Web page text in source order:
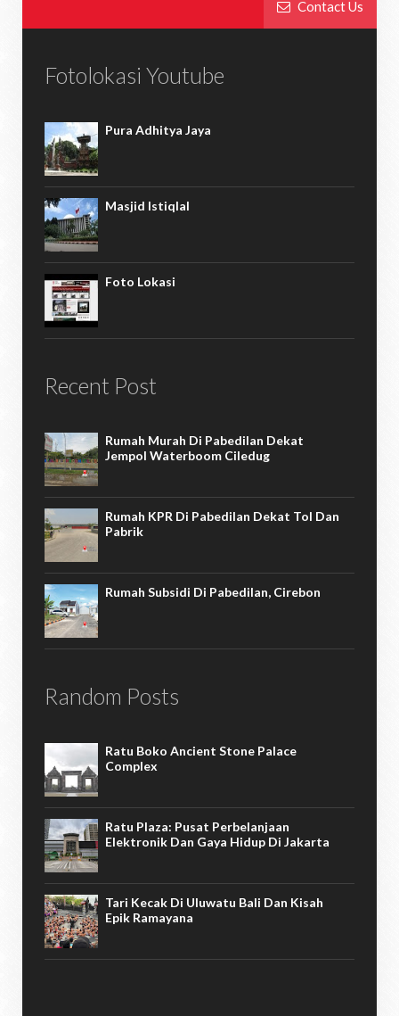
Contact Us
Fotolokasi Youtube
Pura Adhitya Jaya
Masjid Istiqlal
Foto Lokasi
Recent Post
Rumah Murah Di Pabedilan Dekat
Jempol Waterboom Ciledug
Rumah KPR Di Pabedilan Dekat Tol Dan
Pabrik
Rumah Subsidi Di Pabedilan, Cirebon
Random Posts
Ratu Boko Ancient Stone Palace
Complex
Ratu Plaza: Pusat Perbelanjaan
Elektronik Dan Gaya Hidup Di Jakarta
Tari Kecak Di Uluwatu Bali Dan Kisah
Epik Ramayana